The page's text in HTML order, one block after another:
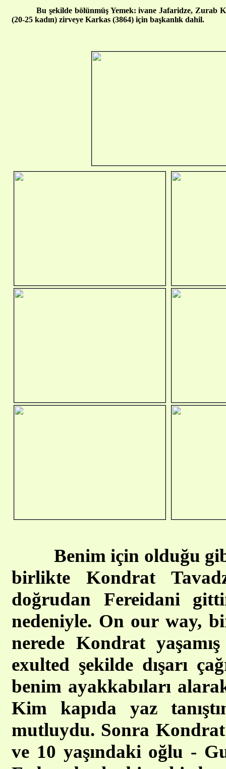
Bu şekilde bölünmüş Yemek: ivane Jafaridze, Zurab
(20-25 kadın) zirveye Karkas (3864) için başkanlık dahil.
Benim için olduğu
birlikte Kondrat
doğrudan Fereidani
nedeniyle. On our way,
nerede Kondrat
exulted şekilde dışarı
benim ayakkabıları
Kim kapıda yaz
mutluydu. Sonra
ve 10 yaşındaki oğlu -